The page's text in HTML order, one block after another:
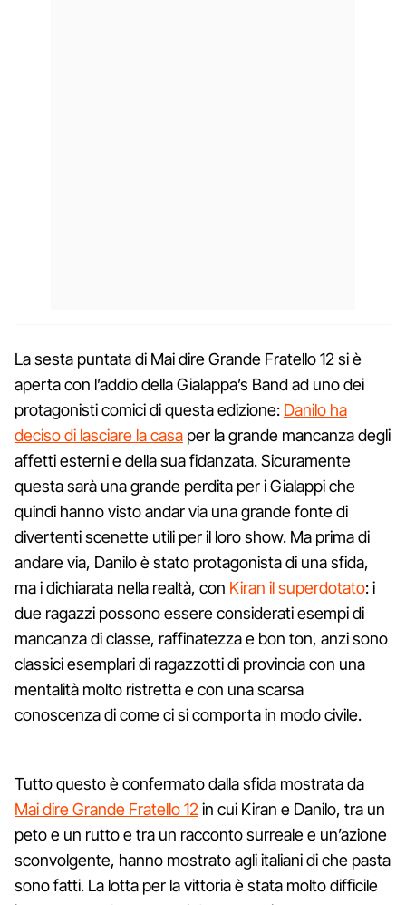
La sesta puntata di Mai dire Grande Fratello 12 si è
aperta con l’addio della Gialappa’s Band ad uno dei
protagonisti comici di questa edizione: Danilo ha
deciso di lasciare la casa per la grande mancanza degli
affetti esterni e della sua fidanzata. Sicuramente
questa sarà una grande perdita per i Gialappi che
quindi hanno visto andar via una grande fonte di
divertenti scenette utili per il loro show. Ma prima di
andare via, Danilo è stato protagonista di una sfida,
ma i dichiarata nella realtà, con Kiran il superdotato: i
due ragazzi possono essere considerati esempi di
mancanza di classe, raffinatezza e bon ton, anzi sono
classici esemplari di ragazzotti di provincia con una
mentalità molto ristretta e con una scarsa
conoscenza di come ci si comporta in modo civile.
Tutto questo è confermato dalla sfida mostrata da
Mai dire Grande Fratello 12 in cui Kiran e Danilo, tra un
peto e un rutto e tra un racconto surreale e un’azione
sconvolgente, hanno mostrato agli italiani di che pasta
sono fatti. La lotta per la vittoria è stata molto difficile